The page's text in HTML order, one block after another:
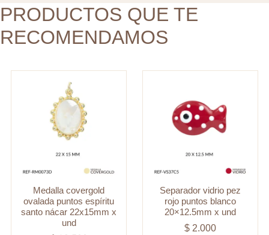
22x15mm
x
und
und
PRODUCTOS QUE TE
RECOMENDAMOS
Medalla covergold
ovalada puntos espíritu
santo nácar 22x15mm x
und
Separador vidrio pez
rojo puntos blanco
20×12.5mm x und
$ 2.000